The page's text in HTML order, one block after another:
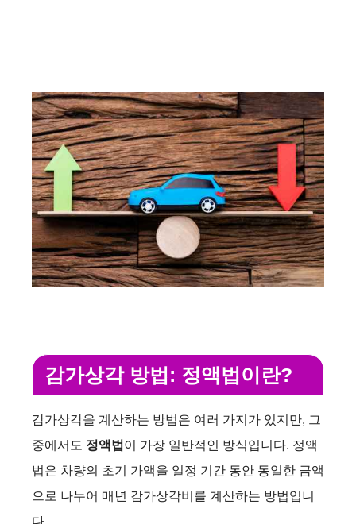
감가상각 방법: 정액법이란?
감가상각을 계산하는 방법은 여러 가지가 있지만, 그
중에서도 정액법 이 가장 일반적인 방식입니다. 정액
법은 차량의 초기 가액을 일정 기간 동안 동일한 금액
으로 나누어 매년 감가상각비를 계산하는 방법입니
다.